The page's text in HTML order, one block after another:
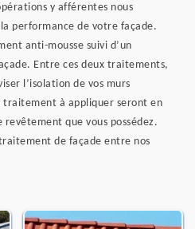
y afférentes nous
performance de votre façade.
anti-mousse suivi d’un
Entre ces deux traitements,
l’isolation de vos murs
traitement à appliquer seront en
que vous possédez.
de façade entre nos